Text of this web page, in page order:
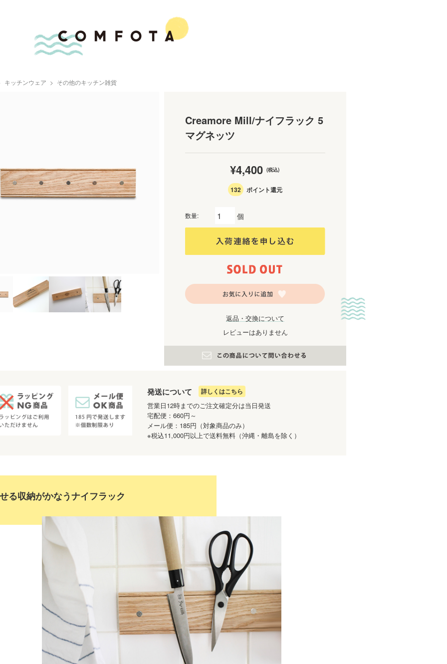
キッチンウェア その他のキッチン雑貨
Creamore Mill/ナイフラック 5
マグネッツ
¥4,400 (税込)
132 ポイント還元
数量: 個
返品・交換について
レビューはありません
発送について 詳しくはこちら
営業日12時までのご注文確定分は当日発送
宅配便：660円～
メール便：185円（対象商品のみ）
※税込11,000円以上で送料無料（沖縄・離島を除く）
る収納がかなうナイフラック